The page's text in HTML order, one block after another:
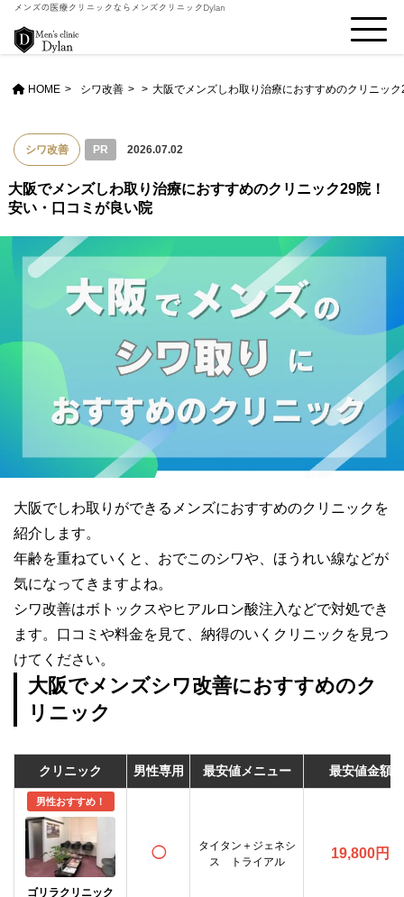
HOME シワ改善 > 大阪でメンズしわ取り治療におすすめのクリニッ
シワ改善 PR 2026.07.02
大阪でメンズしわ取り治療におすすめのクリニック29院！
安い・口コミが良い院
大阪でしわ取りができるメンズにおすすめのクリニックを
紹介します。
年齢を重ねていくと、おでこのシワや、ほうれい線などが
気になってきますよね。
シワ改善はボトックスやヒアルロン酸注入などで対処でき
ます。口コミや料金を見て、納得のいくクリニックを見つ
けてください。
大阪でメンズシワ改善におすすめのク
リニック
クリニック 男性専用 最安値メニュー 最安値金額
男性おすすめ！
ゴリラクリニック
◯
タイタン＋ジェネシ
ス トライアル
19,800円